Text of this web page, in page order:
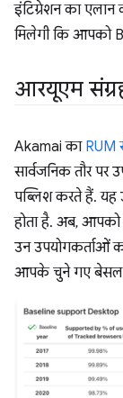
इंटिग्रेशन का
मिलेगी कि आपको
आरयूएम
Akamai का RUM
सार्वजनिक तौर पर
पब्लिश करते हैं. यह
होता है. अब, आपको
उन उपयोगकर्ताओं
आपके चुने गए